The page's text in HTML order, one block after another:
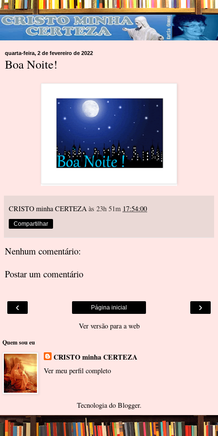
quarta-feira, 2 de fevereiro de 2022
Boa Noite!
CRISTO minha CERTEZA às 23h 51m 17:54:00
Compartilhar
Nenhum comentário:
Postar um comentário
‹ ›
Página inicial
Ver versão para a web
Quem sou eu
CRISTO minha CERTEZA
Ver meu perfil completo
Tecnologia do Blogger.